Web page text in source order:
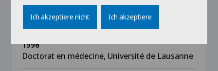
1997
Diplôme FMH en Anesthésiologie
1996
Doctorat en médecine, Université de Lausanne
Ich akzeptiere nicht Ich akzeptiere